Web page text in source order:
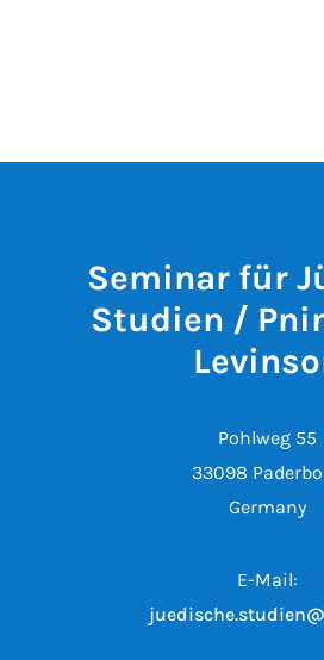
Seminar für
Studien /
Pohlweg 55
33098
Germany
E-Mail: